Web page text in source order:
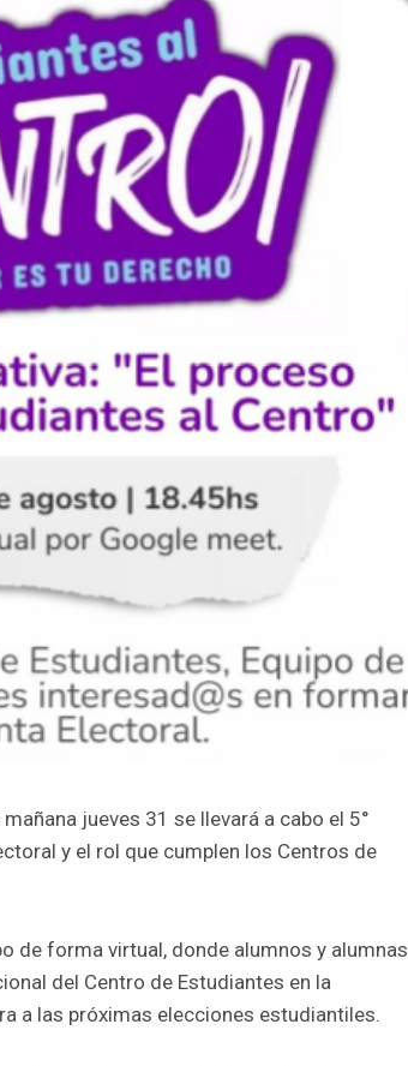
jueves 31 se llevará a cabo el 5°
y el rol que cumplen los Centros de
de forma virtual, donde alumnos y alumnas
del Centro de Estudiantes en la
a las próximas elecciones estudiantiles.